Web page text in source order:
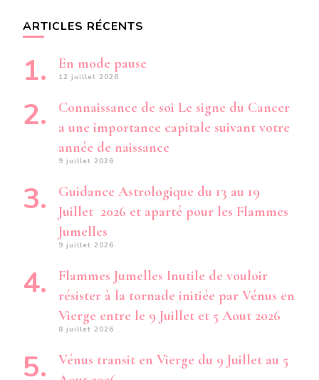
ARTICLES RÉCENTS
En mode pause
12 juillet 2026
Connaissance de soi Le signe du Cancer
a une importance capitale suivant votre
année de naissance
9 juillet 2026
Guidance Astrologique du 13 au 19
Juillet 2026 et aparté pour les Flammes
Jumelles
9 juillet 2026
Flammes Jumelles Inutile de vouloir
résister à la tornade initiée par Vénus en
Vierge entre le 9 Juillet et 5 Aout 2026
8 juillet 2026
Vénus transit en Vierge du 9 Juillet au 5